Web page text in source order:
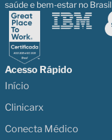
saúde e bem-estar no Brasil
Acesso Rápido
Início
Clinicarx
Conecta Médico